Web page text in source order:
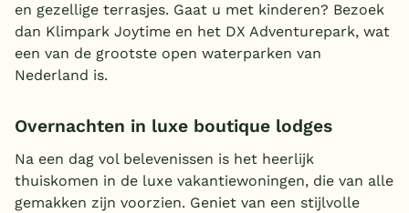
en gezellige terrasjes. Gaat u met kinderen? Bezoek
dan Klimpark Joytime en het DX Adventurepark, wat
een van de grootste open waterparken van
Nederland is.
Overnachten in luxe boutique lodges
Na een dag vol belevenissen is het heerlijk
thuiskomen in de luxe vakantiewoningen, die van alle
gemakken zijn voorzien. Geniet van een stijlvolle